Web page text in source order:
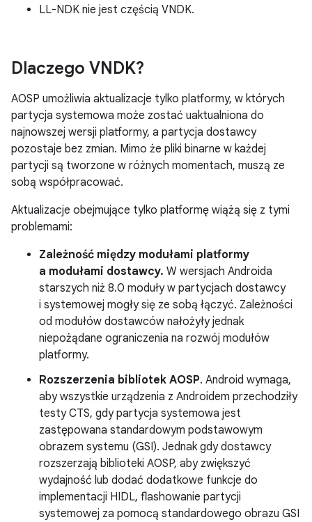
LL-NDK nie jest częścią VNDK.
Dlaczego VNDK?
AOSP umożliwia aktualizacje tylko platformy, w których
partycja systemowa może zostać uaktualniona do
najnowszej wersji platformy, a partycja dostawcy
pozostaje bez zmian. Mimo że pliki binarne w każdej
partycji są tworzone w różnych momentach, muszą ze
sobą współpracować.
Aktualizacje obejmujące tylko platformę wiążą się z tymi
problemami:
Zależność między modułami platformy
a modułami dostawcy. W wersjach Androida
starszych niż 8.0 moduły w partycjach dostawcy
i systemowej mogły się ze sobą łączyć. Zależności
od modułów dostawców nałożyły jednak
niepożądane ograniczenia na rozwój modułów
platformy.
Rozszerzenia bibliotek AOSP. Android wymaga,
aby wszystkie urządzenia z Androidem przechodziły
testy CTS, gdy partycja systemowa jest
zastępowana standardowym podstawowym
obrazem systemu (GSI). Jednak gdy dostawcy
rozszerzają biblioteki AOSP, aby zwiększyć
wydajność lub dodać dodatkowe funkcje do
implementacji HIDL, flashowanie partycji
systemowej za pomocą standardowego obrazu GSI